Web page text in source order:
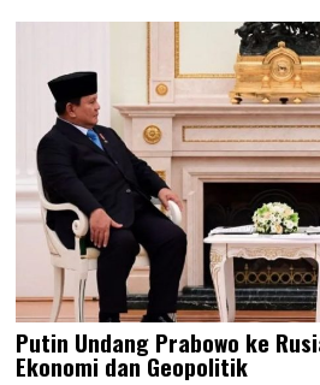
Putin Undang Prabowo ke
Ekonomi dan Geopolitik